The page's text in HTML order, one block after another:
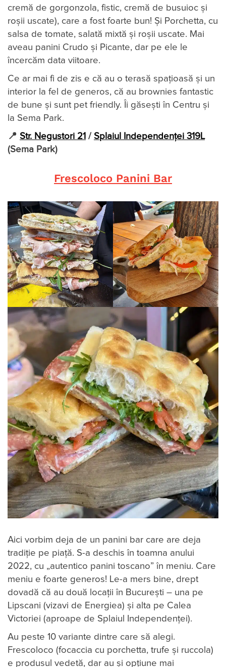
cremă de gorgonzola, fistic, cremă de busuioc și
roșii uscate), care a fost foarte bun! Și Porchetta, cu
salsa de tomate, salată mixtă și roșii uscate. Mai
aveau panini Crudo și Picante, dar pe ele le
încercăm data viitoare.
Ce ar mai fi de zis e că au o terasă spațioasă și un
interior la fel de generos, că au brownies fantastic
de bune și sunt pet friendly. Îi găsești în Centru și
la Sema Park.
📍 Str. Negustori 21 / Splaiul Independenței 319L
(Sema Park)
Frescoloco Panini Bar
Aici vorbim deja de un panini bar care are deja
tradiție pe piață. S-a deschis în toamna anului
2022, cu „autentico panini toscano” în meniu. Care
meniu e foarte generos! Le-a mers bine, drept
dovadă că au două locații în București – una pe
Lipscani (vizavi de Energiea) și alta pe Calea
Victoriei (aproape de Splaiul Independenței).
Au peste 10 variante dintre care să alegi.
Frescoloco (focaccia cu porchetta, trufe și ruccola)
e produsul vedetă, dar au și opțiune mai